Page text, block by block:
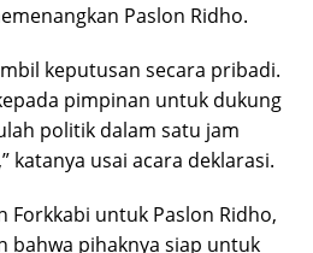
Paslon Ridho.
keputusan secara pribadi.
pimpinan untuk dukung
politik dalam satu jam
katanya usai acara deklarasi.
Forkkabi untuk Paslon Ridho,
bahwa pihaknya siap untuk